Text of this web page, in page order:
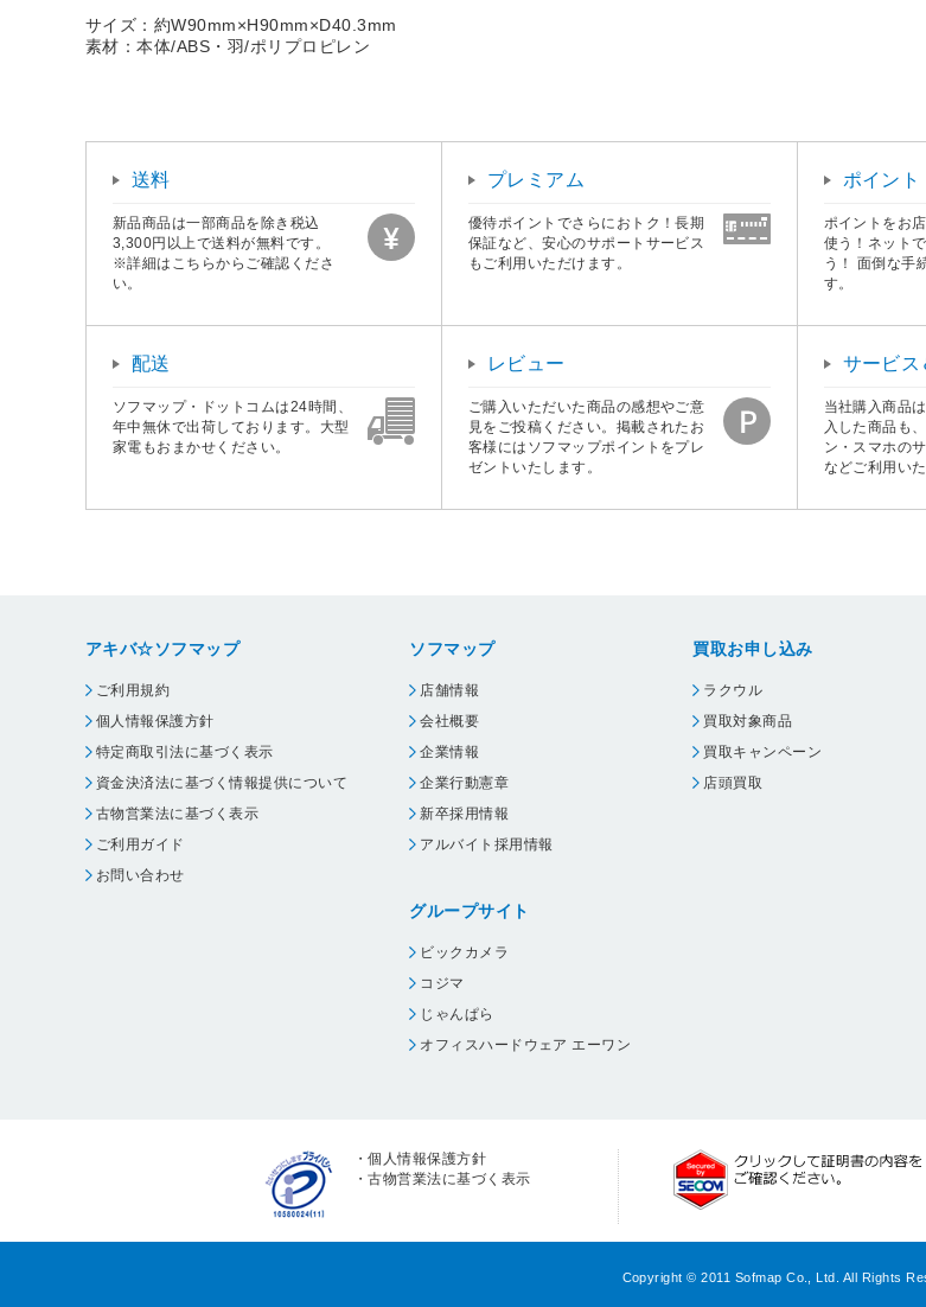
サイズ：約W90mm×H90mm×D40.3mm
素材：本体/ABS・羽/ポリプロピレン
送料
新品商品は一部商品を除き税込
3,300円以上で送料が無料です。
※詳細はこちらからご確認くださ
い。
プレミアム
優待ポイントでさらにおトク！長期
保証など、安心のサポートサービス
もご利用いただけます。
ポイント
ポイントをお
使う！ネット
う！ 面倒な手
す。
配送
ソフマップ・ドットコムは24時間、
年中無休で出荷しております。大型
家電もおまかせください。
レビュー
ご購入いただいた商品の感想やご意
見をご投稿ください。掲載されたお
客様にはソフマップポイントをプレ
ゼントいたします。
サービス
当社購入商品
入した商品も
ン・スマホの
などご利用い
アキバ☆ソフマップ
ご利用規約
個人情報保護方針
特定商取引法に基づく表示
資金決済法に基づく情報提供について
古物営業法に基づく表示
ご利用ガイド
お問い合わせ
ソフマップ
店舗情報
会社概要
企業情報
企業行動憲章
新卒採用情報
アルバイト採用情報
グループサイト
ビックカメラ
コジマ
じゃんぱら
オフィスハードウェア エーワン
買取お申し込み
ラクウル
買取対象商品
買取キャンペーン
店頭買取
・個人情報保護方針
・古物営業法に基づく表示
Copyright © 2011 Sofmap Co., Ltd. All Rights